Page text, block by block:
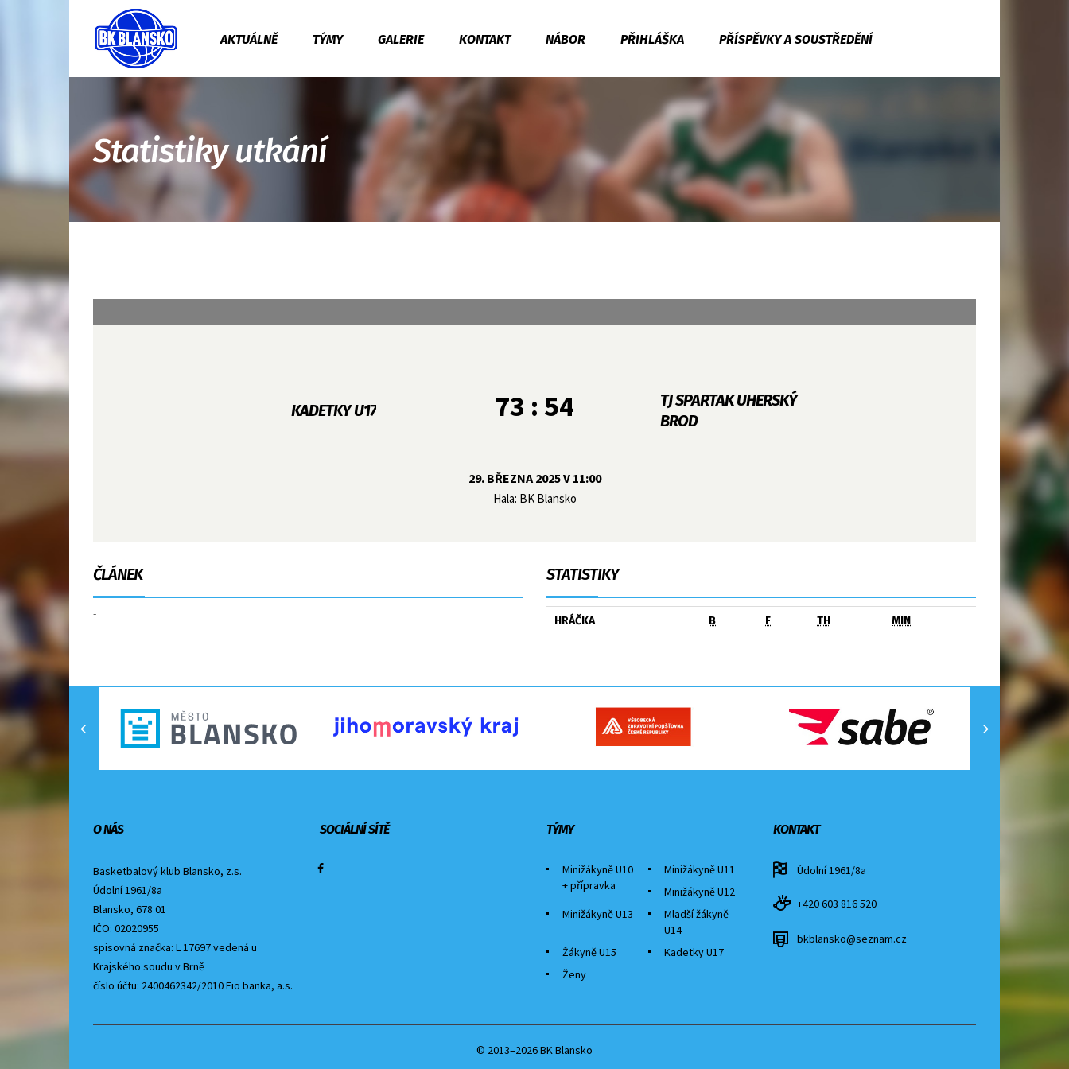
AKTUÁLNĚ TÝMY GALERIE KONTAKT NÁBOR PŘIHLÁŠKA PŘÍSPĚVKY A SOUSTŘEDĚNÍ
Statistiky utkání
KADETKY U17 73 : 54
TJ SPARTAK UHERSKÝ
BROD
29. BŘEZNA 2025 V 11:00
Hala: BK Blansko
ČLÁNEK
-
STATISTIKY
HRÁČKA B F TH MIN
O NÁS
Basketbalový klub Blansko, z.s.
Údolní 1961/8a
Blansko, 678 01
IČO: 02020955
spisovná značka: L 17697 vedená u
Krajského soudu v Brně
číslo účtu: 2400462342/2010 Fio banka, a.s.
SOCIÁLNÍ SÍTĚ TÝMY
Minižákyně U10
+ přípravka
Minižákyně U11
Minižákyně U12
Minižákyně U13
Mladší žákyně
U14
Žákyně U15
Kadetky U17
Ženy
KONTAKT
Údolní 1961/8a
+420 603 816 520
bkblansko@seznam.cz
© 2013–2026 BK Blansko